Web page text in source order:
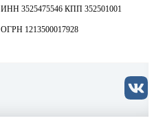
ИНН 3525475546 КПП 352501001
ОГРН 1213500017928